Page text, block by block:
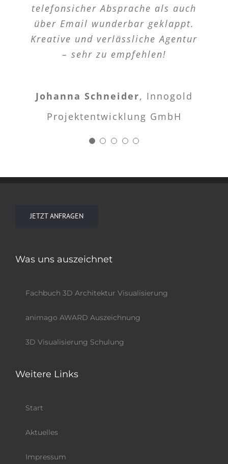
telefonsicher Absprache als auch
über Email wunderbar geklappt.
Kreative und verlässliche Agentur
– sehr zu empfehlen!
Johanna Schneider, Innogold
Projektentwicklung GmbH
Herbert Bayer HeBOR GmbH
verlassen!
Julia Fischer Wandweis Bauträger
Ein Geschäftspartner, den ich mit
sehr gutem Gewissen
weiterempfehlen kann!
problemlos möglich. Ein
Korrekturwunsch nach
Projektschluss wurde kostenlos
umgesetzt, ein großes Lob auch
Claudia Wagner
Trustworth Real
JETZT ANFRAGEN
Was uns auszeichnet
Fachbuch 3D Architektur Visualisierung
animago AWARD Auszeichnung
3D Visualisierung Schulung
Weitere Links
Start
Aktuelles
Impressum